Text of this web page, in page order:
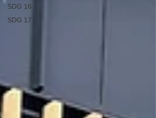
SDG 16
SDG 17